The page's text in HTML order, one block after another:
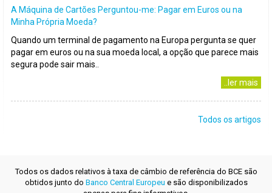
A Máquina de Cartões Perguntou-me: Pagar em Euros ou na
Minha Própria Moeda?
Quando um terminal de pagamento na Europa pergunta se quer
pagar em euros ou na sua moeda local, a opção que parece mais
segura pode sair mais..
..ler mais
Todos os artigos
Todos os dados relativos à taxa de câmbio de referência do BCE são
obtidos junto do Banco Central Europeu e são disponibilizados